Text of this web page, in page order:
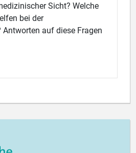
Sicht? Welche
bei der
auf diese Fragen